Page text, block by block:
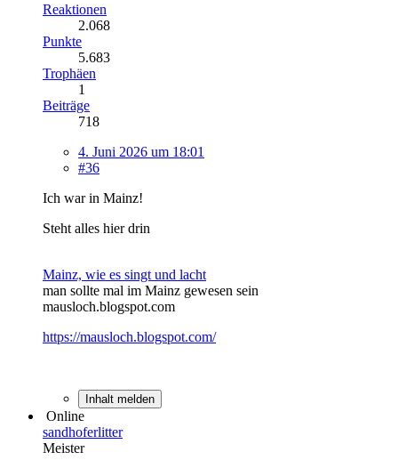
Reaktionen
2.068
Punkte
5.683
Trophäen
1
Beiträge
718
4. Juni 2026 um 18:01
#36
Ich war in Mainz!
Steht alles hier drin
Mainz, wie es singt und lacht
man sollte mal im Mainz gewesen sein
mausloch.blogspot.com
https://mausloch.blogspot.com/
Inhalt melden
Online
sandhoferlitter
Meister